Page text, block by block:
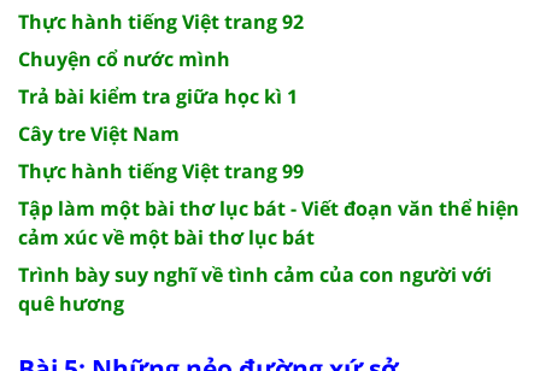
Thực hành tiếng Việt trang 92
Chuyện cổ nước mình
Trả bài kiểm tra giữa học kì 1
Cây tre Việt Nam
Thực hành tiếng Việt trang 99
Tập làm một bài thơ lục bát - Viết đoạn văn thể hiện
cảm xúc về một bài thơ lục bát
Trình bày suy nghĩ về tình cảm của con người với
quê hương